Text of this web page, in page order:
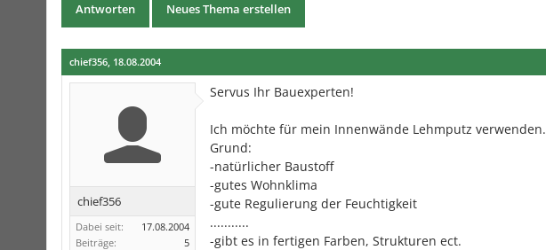
Antworten Neues Thema erstellen
chief356, 18.08.2004
chief356
Dabei seit:
17.08.2004
Beiträge:
5
Servus Ihr Bauexperten!
Ich möchte für mein Innenwände Lehmputz verwenden.
Grund:
-natürlicher Baustoff
-gutes Wohnklima
-gute Regulierung der Feuchtigkeit
...........
-gibt es in fertigen Farben, Strukturen ect.